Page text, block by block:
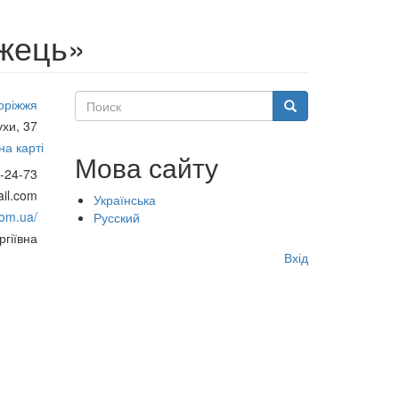
37
карті
24-73
Поиск Поиск
Мова сайту
Українська
Русский
Вхід